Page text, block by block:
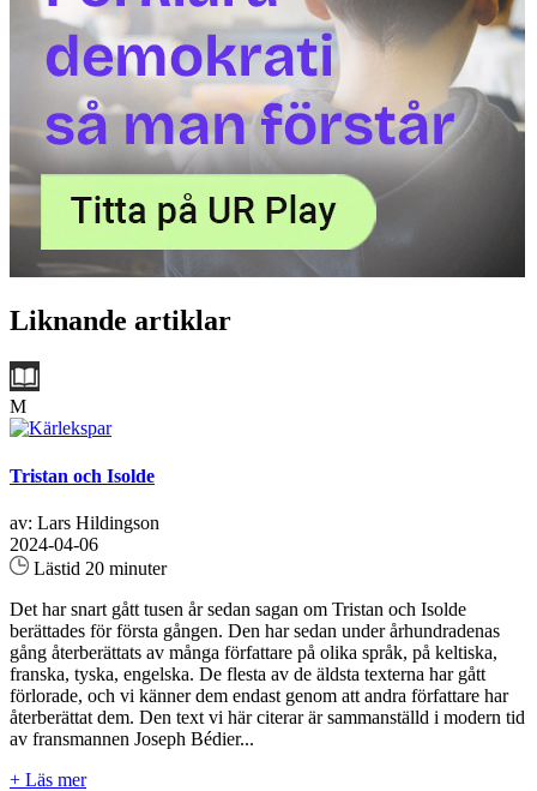
Liknande artiklar
M
Tristan och Isolde
av: Lars Hildingson
2024-04-06
Lästid 20 minuter
Det har snart gått tusen år sedan sagan om Tristan och Isolde
berättades för första gången. Den har sedan under århundradenas
gång återberättats av många författare på olika språk, på keltiska,
franska, tyska, engelska. De flesta av de äldsta texterna har gått
förlorade, och vi känner dem endast genom att andra författare har
återberättat dem. Den text vi här citerar är sammanställd i modern tid
av fransmannen Joseph Bédier...
+ Läs mer